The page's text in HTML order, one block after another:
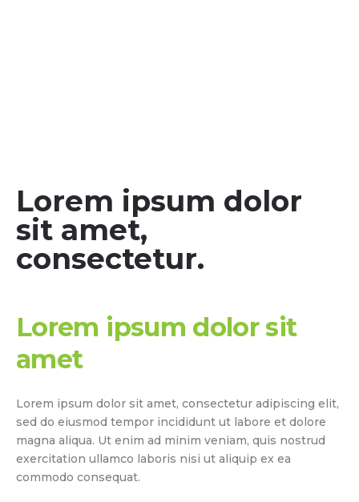
Lorem ipsum dolor
sit amet,
consectetur.
Lorem ipsum dolor sit
amet
Lorem ipsum dolor sit amet, consectetur adipiscing elit,
sed do eiusmod tempor incididunt ut labore et dolore
magna aliqua. Ut enim ad minim veniam, quis nostrud
exercitation ullamco laboris nisi ut aliquip ex ea
commodo consequat.